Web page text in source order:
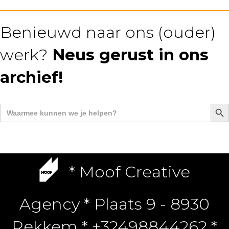
Benieuwd naar ons (ouder)
werk? Neus gerust in ons
archief!
Zoek
naar:
* Moof Creative
Agency * Plaats 9 - 8930